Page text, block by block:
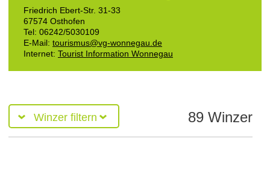
Friedrich Ebert-Str. 31-33
67574 Osthofen
Tel: 06242/5030109
E-Mail: tourismus@vg-wonnegau.de
Internet: Tourist Information Wonnegau
Winzer filtern 89 Winzer